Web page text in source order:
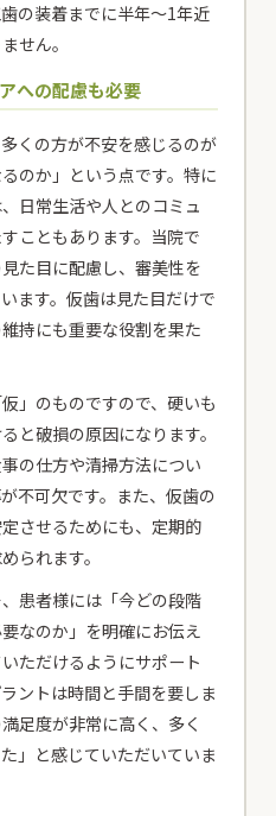
の装着までに半年〜1年近
せん。
への配慮も必要
くの方が不安を感じるのが
のか」という点です。特に
日常生活や人とのコミュ
こともあります。当院で
た目に配慮し、審美性を
ます。仮歯は見た目だけで
持にも重要な役割を果た
」のものですので、硬いも
と破損の原因になります。
の仕方や清掃方法につい
不可欠です。また、仮歯の
させるためにも、定期的
られます。
患者様には「今どの段階
なのか」を明確にお伝え
ただけるようにサポート
ントは時間と手間を要しま
足度が非常に高く、多く
」と感じていただいていま